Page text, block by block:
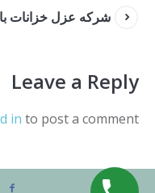
شركه عزل خزانات
Leave a Reply
in to post a comment.